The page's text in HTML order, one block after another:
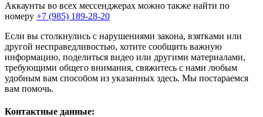
Аккаунты во всех мессенджерах можно также найти по
номеру +7 (985) 189-28-20
Если вы столкнулись с нарушениями закона, взятками или
другой несправедливостью, хотите сообщить важную
информацию, поделиться видео или другими материалами,
требующими общего внимания, свяжитесь с нами любым
удобным вам способом из указанных здесь. Мы постараемся
вам помочь.
Контактные данные: